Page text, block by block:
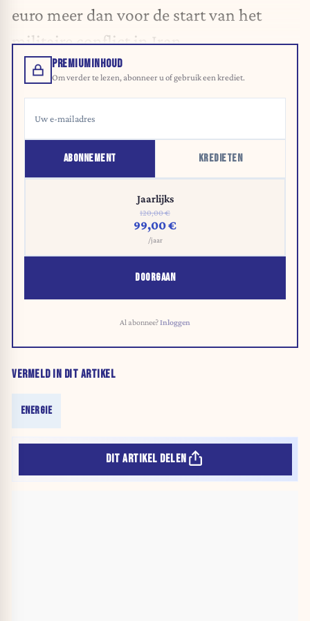
euro meer dan voor de start van het
militaire conflict in Iran.
PREMIUMINHOUD
Om verder te lezen, abonneer u of gebruik een krediet.
ABONNEMENT KREDIETEN
Jaarlijks
120,00 €
99,00 €
/jaar
DOORGAAN
Al abonnee?Inloggen
VERMELD IN DIT ARTIKEL
ENERGIE
DIT ARTIKEL DELEN